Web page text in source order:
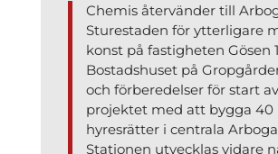
Chemis återvänder till
Sturestaden för ytterligare
konst på fastigheten Gösen
Bostadshuset på
och förberedelser för start av
projektet med att bygga 40
hyresrätter i centrala
Stationen utvecklas vidare